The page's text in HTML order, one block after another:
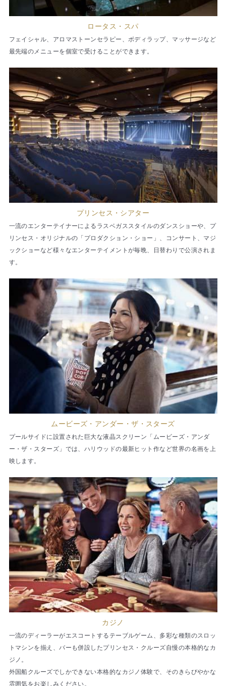
ロータス・スパ
フェイシャル、アロマストーンセラピー、ボディラップ、マッサージなど
最先端のメニューを個室で受けることができます。
プリンセス・シアター
一流のエンターテイナーによるラスベガススタイルのダンスショーや、プ
リンセス・オリジナルの「プロダクション・ショー」、コンサート、マジ
ックショーなど様々なエンターテイメントが毎晩、日替わりで公演されま
す。
ムービーズ・アンダー・ザ・スターズ
プールサイドに設置された巨大な液晶スクリーン「ムービーズ・アンダ
ー・ザ・スターズ」では、ハリウッドの最新ヒット作など世界の名画を上
映します。
カジノ
一流のディーラーがエスコートするテーブルゲーム、多彩な種類のスロッ
トマシンを揃え、バーも併設したプリンセス・クルーズ自慢の本格的なカ
ジノ。
外国船クルーズでしかできない本格的なカジノ体験で、そのきらびやかな
雰囲気をお楽しみください。